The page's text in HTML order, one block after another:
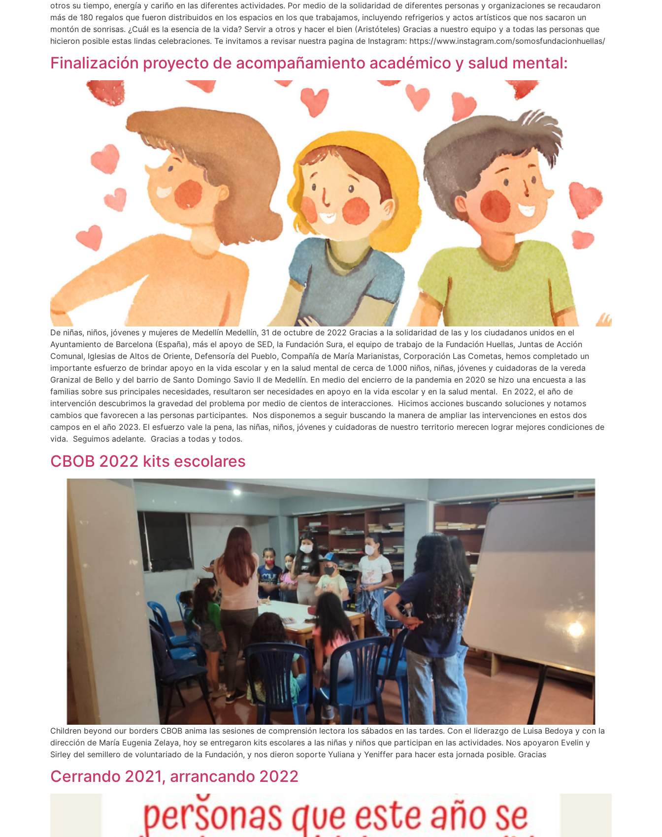
otros su tiempo, energía y cariño en las diferentes actividades. Por medio de la solidaridad de diferentes personas y organizaciones se recaudaron
más de 180 regalos que fueron distribuidos en los espacios en los que trabajamos, incluyendo refrigerios y actos artísticos que nos sacaron un
montón de sonrisas. ¿Cuál es la esencia de la vida? Servir a otros y hacer el bien (Aristóteles) Gracias a nuestro equipo y a todas las personas que
hicieron posible estas lindas celebraciones. Te invitamos a revisar nuestra pagina de Instagram: https://www.instagram.com/somosfundacionhuellas/
Finalización proyecto de acompañamiento académico y salud mental:
De niñas, niños, jóvenes y mujeres de Medellín Medellín, 31 de octubre de 2022 Gracias a la solidaridad de las y los ciudadanos unidos en el
Ayuntamiento de Barcelona (España), más el apoyo de SED, la Fundación Sura, el equipo de trabajo de la Fundación Huellas, Juntas de Acción
Comunal, Iglesias de Altos de Oriente, Defensoría del Pueblo, Compañía de María Marianistas, Corporación Las Cometas, hemos completado un
importante esfuerzo de brindar apoyo en la vida escolar y en la salud mental de cerca de 1.000 niños, niñas, jóvenes y cuidadoras de la vereda
Granizal de Bello y del barrio de Santo Domingo Savio II de Medellín. En medio del encierro de la pandemia en 2020 se hizo una encuesta a las
familias sobre sus principales necesidades, resultaron ser necesidades en apoyo en la vida escolar y en la salud mental. En 2022, el año de
intervención descubrimos la gravedad del problema por medio de cientos de interacciones. Hicimos acciones buscando soluciones y notamos
cambios que favorecen a las personas participantes. Nos disponemos a seguir buscando la manera de ampliar las intervenciones en estos dos
campos en el año 2023. El esfuerzo vale la pena, las niñas, niños, jóvenes y cuidadoras de nuestro territorio merecen lograr mejores condiciones de
vida. Seguimos adelante. Gracias a todas y todos.
CBOB 2022 kits escolares
Children beyond our borders CBOB anima las sesiones de comprensión lectora los sábados en las tardes. Con el liderazgo de Luisa Bedoya y con la
dirección de María Eugenia Zelaya, hoy se entregaron kits escolares a las niñas y niños que participan en las actividades. Nos apoyaron Evelin y
Sirley del semillero de voluntariado de la Fundación, y nos dieron soporte Yuliana y Yeniffer para hacer esta jornada posible. Gracias
Cerrando 2021, arrancando 2022